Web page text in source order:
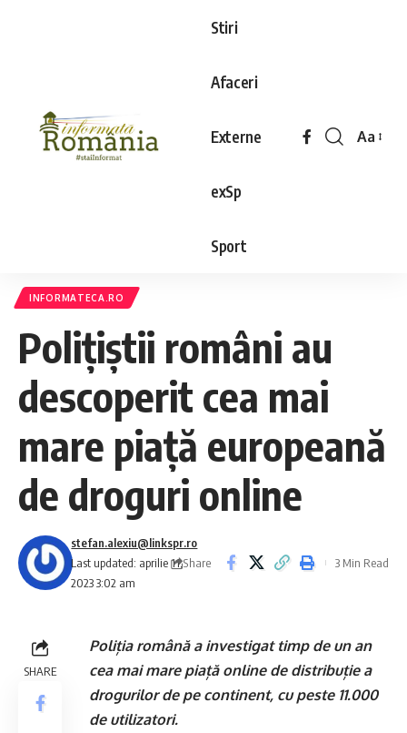
Stiri
Afaceri
Externe
exSp
Sport
Aa
INFORMATECA.RO
Polițiștii români au
descoperit cea mai
mare piață europeană
de droguri online
Last updated: aprilie 11,
2023 3:02 am
stefan.alexiu@linkspr.ro
Share
3 Min Read
SHARE
Poliția română a investigat timp de un an
cea mai mare piață online de distribuție a
drogurilor de pe continent, cu peste 11.000
de utilizatori.